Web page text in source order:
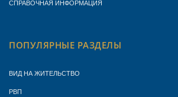
СПРАВОЧНАЯ ИНФОРМАЦИЯ
ПОПУЛЯРНЫЕ РАЗДЕЛЫ
ВИД НА ЖИТЕЛЬСТВО
РВП